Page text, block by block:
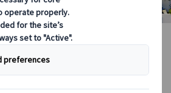
シャ (4)